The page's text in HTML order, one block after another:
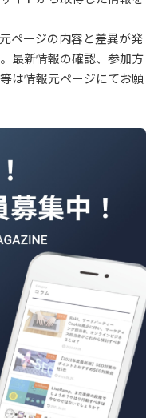
ページの内容と差異が発
最新情報の確認、参加方
は情報元ページにてお願